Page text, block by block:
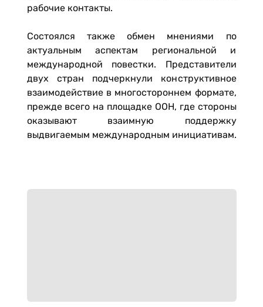
рабочие контакты.
Состоялся также обмен мнениями по
актуальным аспектам региональной и
международной повестки. Представители
двух стран подчеркнули конструктивное
взаимодействие в многостороннем формате,
прежде всего на площадке ООН, где стороны
оказывают взаимную поддержку
выдвигаемым международным инициативам.